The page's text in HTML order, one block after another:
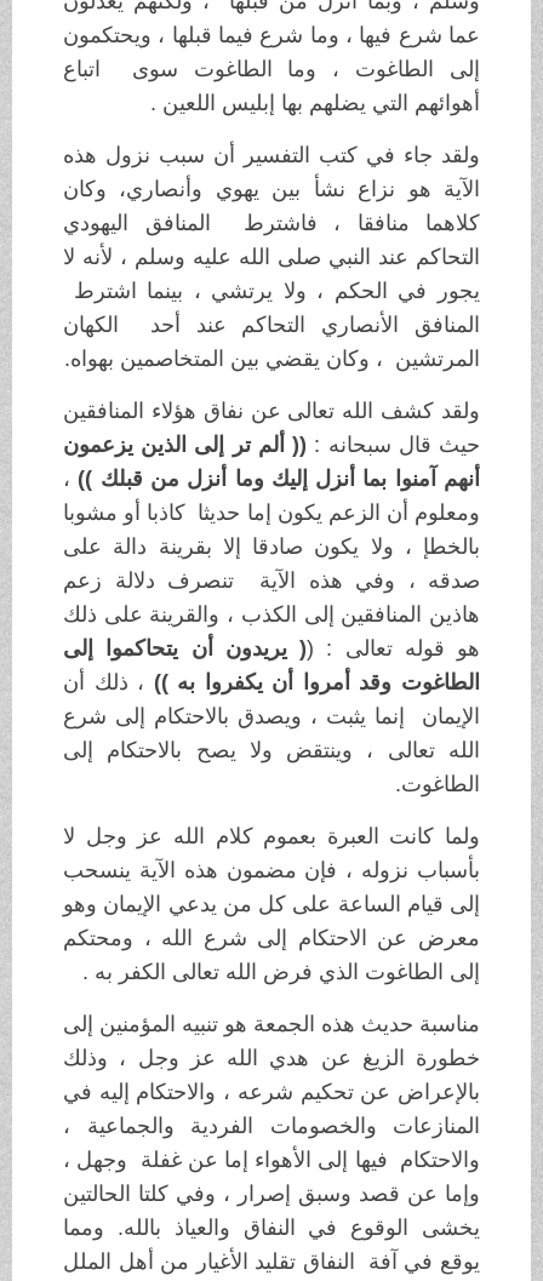
عما شرع فيها ، وما شرع فيما قبلها ، ويحتكمون
إلى الطاغوت ، وما الطاغوت سوى اتباع
أهوائهم التي يضلهم بها إبليس اللعين .
ولقد جاء في كتب التفسير أن سبب نزول هذه
الآية هو نزاع نشأ بين يهوي وأنصاري، وكان
كلاهما منافقا ، فاشترط المنافق اليهودي
التحاكم عند النبي صلى الله عليه وسلم ، لأنه لا
يجور في الحكم ، ولا يرتشي ، بينما اشترط
المنافق الأنصاري التحاكم عند أحد الكهان
المرتشين ، وكان يقضي بين المتخاصمين بهواه.
ولقد كشف الله تعالى عن نفاق هؤلاء المنافقين
حيث قال سبحانه :(( ألم تر إلى الذين يزعمون
أنهم آمنوا بما أنزل إليك وما أنزل من قبلك ))،
ومعلوم أن الزعم يكون إما حديثا كاذبا أو مشوبا
بالخطإ ، ولا يكون صادقا إلا بقرينة دالة على
صدقه ، وفي هذه الآية تنصرف دلالة زعم
هاذين المنافقين إلى الكذب ، والقرينة على ذلك
هو قوله تعالى : ( ( يريدون أن يتحاكموا إلى
الطاغوت وقد أمروا أن يكفروا به )) ، ذلك أن
الإيمان إنما يثبت ، ويصدق بالاحتكام إلى شرع
الله تعالى ، وينتقض ولا يصح بالاحتكام إلى
الطاغوت.
ولما كانت العبرة بعموم كلام الله عز وجل لا
بأسباب نزوله ، فإن مضمون هذه الآية ينسحب
إلى قيام الساعة على كل من يدعي الإيمان وهو
معرض عن الاحتكام إلى شرع الله ، ومحتكم
إلى الطاغوت الذي فرض الله تعالى الكفر به .
مناسبة حديث هذه الجمعة هو تنبيه المؤمنين إلى
خطورة الزيغ عن هدي الله عز وجل ، وذلك
بالإعراض عن تحكيم شرعه ، والاحتكام إليه في
المنازعات والخصومات الفردية والجماعية ،
والاحتكام فيها إلى الأهواء إما عن غفلة وجهل ،
وإما عن قصد وسبق إصرار ، وفي كلتا الحالتين
يخشى الوقوع في النفاق والعياذ بالله. ومما
يوقع في آفة النفاق تقليد الأغيار من أهل الملل